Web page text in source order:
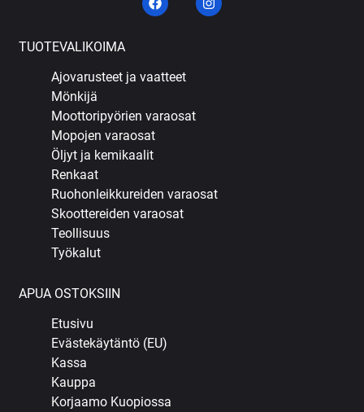
TUOTEVALIKOIMA
Ajovarusteet ja vaatteet
Mönkijä
Moottoripyörien varaosat
Mopojen varaosat
Öljyt ja kemikaalit
Renkaat
Ruohonleikkureiden varaosat
Skoottereiden varaosat
Teollisuus
Työkalut
APUA OSTOKSIIN
Etusivu
Evästekäytäntö (EU)
Kassa
Kauppa
Korjaamo Kuopiossa